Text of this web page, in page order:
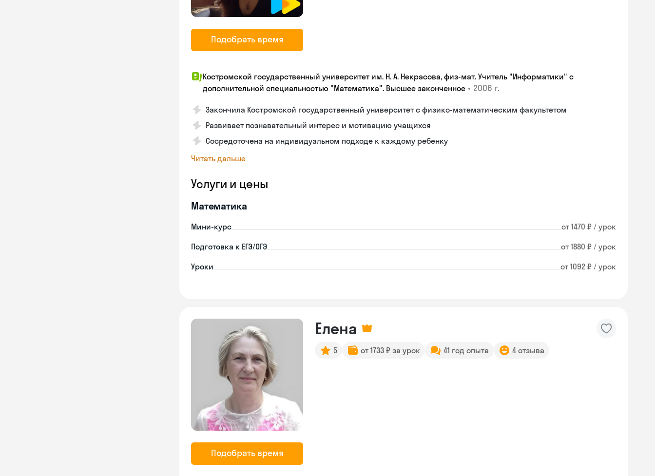
Подобрать время
Костромской государственный университет им. Н. А. Некрасова, физ-мат. Учитель "Информатики" с
дополнительной специальностью "Математика". Высшее законченное • 2006 г.
Закончила Костромской государственный университет с физико-математическим факультетом
Развивает познавательный интерес и мотивацию учащихся
Сосредоточена на индивидуальном подходе к каждому ребенку
Читать дальше
Услуги и цены
Математика
Мини-курс от 1470 ₽ / урок
Подготовка к ЕГЭ/ОГЭ от 1880 ₽ / урок
Уроки от 1092 ₽ / урок
Подобрать время
Елена
5 от 1733 ₽ за урок 41 год опыта 4 отзыва